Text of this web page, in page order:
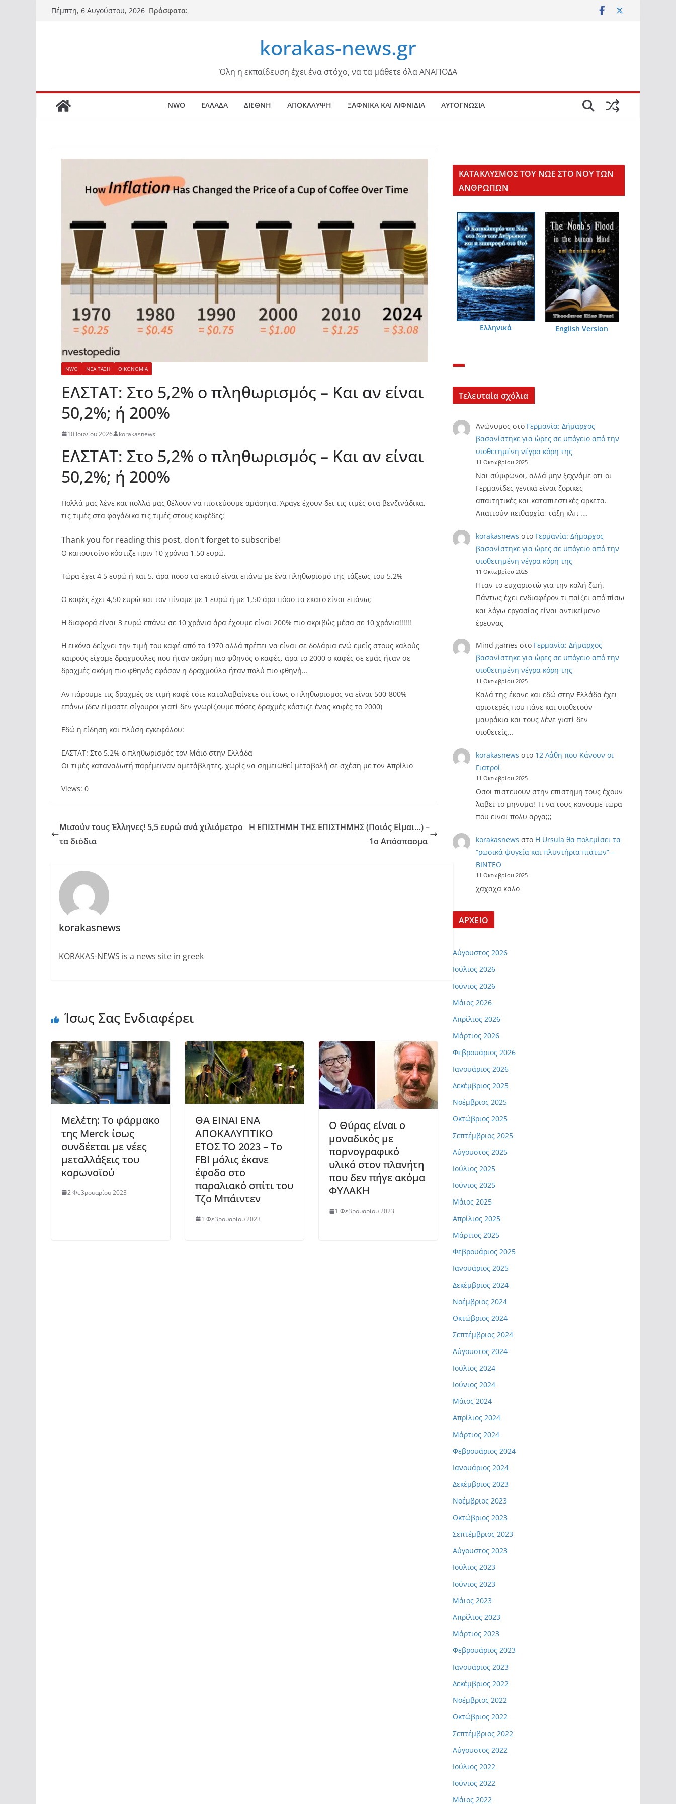
Μετάβαση
Πέμπτη, 6 Αυγούστου, 2026 Πρόσφατα:
korakas-news.gr
Όλη η εκπαίδευση έχει ένα στόχο, να τα μάθετε όλα ΑΝΑΠΟΔΑ
NWO ΕΛΛΑΔΑ ΔΙΕΘΝΗ ΑΠΟΚΑΛΥΨΗ ΞΑΦΝΙΚΑ ΚΑΙ ΑΙΦΝΙΔΙΑ ΑΥΤΟΓΝΩΣΙΑ
NWO ΝΕΑ ΤΑΞΗ ΟΙΚΟΝΟΜΙΑ
ΕΛΣΤΑΤ: Στο 5,2% ο πληθωρισμός – Και αν είναι
50,2%; ή 200%
10 Ιουνίου 2026 korakasnews
ΕΛΣΤΑΤ: Στο 5,2% ο πληθωρισμός – Και αν είναι
50,2%; ή 200%
Πολλά μας λένε και πολλά μας θέλουν να πιστεύουμε αμάσητα. Άραγε έχουν δει τις τιμές στα βενζινάδικα,
τις τιμές στα φαγάδικα τις τιμές στους καφέδες;
Thank you for reading this post, don't forget to subscribe!
Ο καπουτσίνο κόστιζε πριν 10 χρόνια 1,50 ευρώ.
Τώρα έχει 4,5 ευρώ ή και 5, άρα πόσο τα εκατό είναι επάνω με ένα πληθωρισμό της τάξεως του 5,2%
Ο καφές έχει 4,50 ευρώ και τον πίναμε με 1 ευρώ ή με 1,50 άρα πόσο τα εκατό είναι επάνω;
Η διαφορά είναι 3 ευρώ επάνω σε 10 χρόνια άρα έχουμε είναι 200% πιο ακριβώς μέσα σε 10 χρόνια!!!!!!
Η εικόνα δείχνει την τιμή του καφέ από το 1970 αλλά πρέπει να είναι σε δολάρια ενώ εμείς στους καλούς
καιρούς είχαμε δραχμούλες που ήταν ακόμη πιο φθηνός ο καφές, άρα το 2000 ο καφές σε εμάς ήταν σε
δραχμές ακόμη πιο φθηνός εφόσον η δραχμούλα ήταν πολύ πιο φθηνή…
Αν πάρουμε τις δραχμές σε τιμή καφέ τότε καταλαβαίνετε ότι ίσως ο πληθωρισμός να είναι 500-800%
επάνω (δεν είμαστε σίγουροι γιατί δεν γνωρίζουμε πόσες δραχμές κόστιζε ένας καφές το 2000)
Εδώ η είδηση και πλύση εγκεφάλου:
ΕΛΣΤΑΤ: Στο 5,2% ο πληθωρισμός τον Μάιο στην Ελλάδα
Οι τιμές καταναλωτή παρέμειναν αμετάβλητες, χωρίς να σημειωθεί μεταβολή σε σχέση με τον Απρίλιο
Views: 0
Μισούν τους Έλληνες! 5,5 ευρώ ανά χιλιόμετρο
τα διόδια
Η ΕΠΙΣΤΗΜΗ ΤΗΣ ΕΠΙΣΤΗΜΗΣ (Ποιός Είμαι…) –
1ο Απόσπασμα
korakasnews
KORAKAS-NEWS is a news site in greek
Ίσως Σας Ενδιαφέρει
Μελέτη: Το φάρμακο
της Merck ίσως
συνδέεται με νέες
μεταλλάξεις του
κορωνοϊού
2 Φεβρουαρίου 2023
ΘΑ ΕΙΝΑΙ ΕΝΑ
ΑΠΟΚΑΛΥΠΤΙΚΟ
ΕΤΟΣ ΤΟ 2023 – Το
FBI μόλις έκανε
έφοδο στο
παραλιακό σπίτι του
Τζο Μπάιντεν
1 Φεβρουαρίου 2023
Ο Θύρας είναι ο
μοναδικός με
πορνογραφικό
υλικό στον πλανήτη
που δεν πήγε ακόμα
ΦΥΛΑΚΗ
1 Φεβρουαρίου 2023
KΑΤΑΚΛΥΣΜΟΣ ΤΟΥ ΝΩΕ ΣΤΟ ΝΟΥ ΤΩΝ
ΑΝΘΡΩΠΩΝ
Ελληνικά English Version
Τελευταία σχόλια
Ανώνυμοςστο Γερμανία: Δήμαρχος
βασανίστηκε για ώρες σε υπόγειο από την
υιοθετημένη νέγρα κόρη της
11 Οκτωβρίου 2025
Ναι σύμφωνοι, αλλά μην ξεχνάμε οτι οι
Γερμανίδες γενικά είναι ζορικες
απαιτητικές και καταπιεστικές αρκετα.
Απαιτούν πειθαρχία, τάξη κλπ .…
korakasnews στο Γερμανία: Δήμαρχος
βασανίστηκε για ώρες σε υπόγειο από την
υιοθετημένη νέγρα κόρη της
11 Οκτωβρίου 2025
Ηταν το ευχαριστώ για την καλή ζωή.
Πάντως έχει ενδιαφέρον τι παίζει από πίσω
και λόγω εργασίας είναι αντικείμενο
έρευνας
Mind games στο Γερμανία: Δήμαρχος
βασανίστηκε για ώρες σε υπόγειο από την
υιοθετημένη νέγρα κόρη της
11 Οκτωβρίου 2025
Καλά της έκανε και εδώ στην Ελλάδα έχει
αριστερές που πάνε και υιοθετούν
μαυράκια και τους λένε γιατί δεν
υιοθετείς…
korakasnews στο 12 Λάθη που Κάνουν οι
Γιατροί
11 Οκτωβρίου 2025
Οσοι πιστευουν στην επιστημη τους έχουν
λαβει το μηνυμα! Τι να τους κανουμε τωρα
που ειναι πολυ αργα;;;
korakasnews στο Η Ursula θα πολεμίσει τα
“ρωσικά ψυγεία και πλυντήρια πιάτων” –
ΒΙΝΤΕΟ
11 Οκτωβρίου 2025
χαχαχα καλο
ΑΡΧΕΙΟ
Αύγουστος 2026
Ιούλιος 2026
Ιούνιος 2026
Μάιος 2026
Απρίλιος 2026
Μάρτιος 2026
Φεβρουάριος 2026
Ιανουάριος 2026
Δεκέμβριος 2025
Νοέμβριος 2025
Οκτώβριος 2025
Σεπτέμβριος 2025
Αύγουστος 2025
Ιούλιος 2025
Ιούνιος 2025
Μάιος 2025
Απρίλιος 2025
Μάρτιος 2025
Φεβρουάριος 2025
Ιανουάριος 2025
Δεκέμβριος 2024
Νοέμβριος 2024
Οκτώβριος 2024
Σεπτέμβριος 2024
Αύγουστος 2024
Ιούλιος 2024
Ιούνιος 2024
Μάιος 2024
Απρίλιος 2024
Μάρτιος 2024
Φεβρουάριος 2024
Ιανουάριος 2024
Δεκέμβριος 2023
Νοέμβριος 2023
Οκτώβριος 2023
Σεπτέμβριος 2023
Αύγουστος 2023
Ιούλιος 2023
Ιούνιος 2023
Μάιος 2023
Απρίλιος 2023
Μάρτιος 2023
Φεβρουάριος 2023
Ιανουάριος 2023
Δεκέμβριος 2022
Νοέμβριος 2022
Οκτώβριος 2022
Σεπτέμβριος 2022
Αύγουστος 2022
Ιούλιος 2022
Ιούνιος 2022
Μάιος 2022